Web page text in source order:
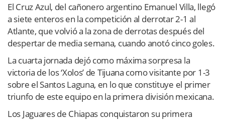
El Cruz Azul, del cañonero argentino Emanuel Villa, llegó
a siete enteros en la competición al derrotar 2-1 al
Atlante, que volvió a la zona de derrotas después del
despertar de media semana, cuando anotó cinco goles.
La cuarta jornada dejó como máxima sorpresa la
victoria de los ‘Xolos’ de Tijuana como visitante por 1-3
sobre el Santos Laguna, en lo que constituye el primer
triunfo de este equipo en la primera división mexicana.
Los Jaguares de Chiapas conquistaron su primera